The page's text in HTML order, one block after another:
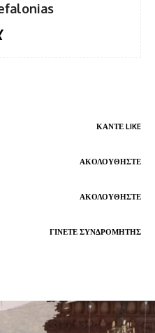
ΚΆΝΤΕ LIKE
ΑΚΟΛΟΥΘΉΣΤΕ
ΑΚΟΛΟΥΘΉΣΤΕ
ΓΊΝΕΤΕ ΣΥΝΔΡΟΜΗΤΉΣ